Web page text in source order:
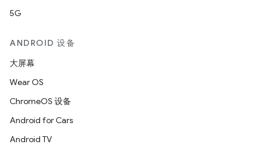
5G
ANDROID 设备
大屏幕
Wear OS
ChromeOS 设备
Android for Cars
Android TV